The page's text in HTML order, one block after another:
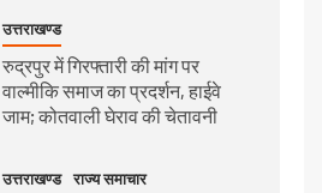
उत्तराखण्ड
रुद्रपुर में गिरफ्तारी की मांग पर
वाल्मीकि समाज का प्रदर्शन, हाईवे
जाम; कोतवाली घेराव की चेतावनी
उत्तराखण्ड राज्य समाचार